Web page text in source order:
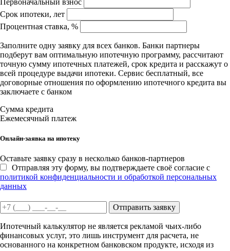
Первоначальный взнос
Срок ипотеки, лет
Процентная ставка, %
Заполните одну заявку для всех банков. Банки партнеры
подберут вам оптимальную ипотечную программу, рассчитают
точную сумму ипотечных платежей, срок кредита и расскажут о
всей процедуре выдачи ипотеки. Сервис бесплатный, все
договорные отношения по оформлению ипотечного кредита вы
заключаете с банком
Сумма кредита
Ежемесячный платеж
Онлайн-заявка на ипотеку
Оставьте заявку сразу в несколько банков-партнеров
Отправляя эту форму, вы подтверждаете своё согласие с
политикой конфиденциальности и обработкой персональных
данных
Отправить заявку
Ипотечный калькулятор не является рекламой чьих-либо
финансовых услуг, это лишь инструмент для расчета, не
основанного на конкретном банковском продукте, исходя из